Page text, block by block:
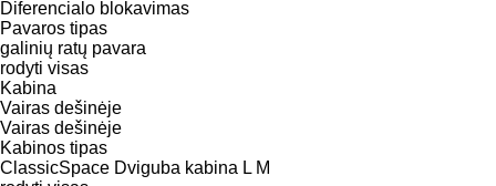
Diferencialo blokavimas
Pavaros tipas
galinių ratų pavara
rodyti visas
Kabina
Vairas dešinėje
Vairas dešinėje
Kabinos tipas
ClassicSpace Dviguba kabina L M